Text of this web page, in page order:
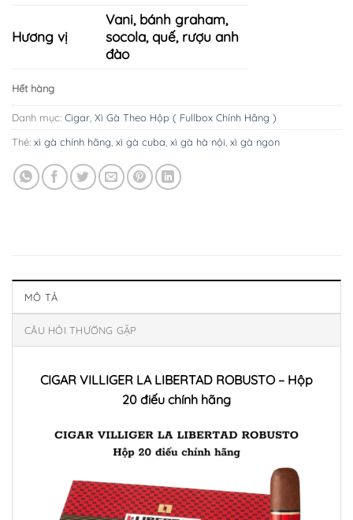
Hương vị
Vani, bánh graham,
socola, quế, rượu anh
đào
Hết hàng
Danh mục: Cigar Xì Gà Theo Hộp ( Fullbox Chính Hãng )
Thẻ: xì gà chính hãng xì gà cuba xì gà hà nội xì gà ngon
MÔ TẢ
CÂU HỎI THƯỜNG GẶP
CIGAR VILLIGER LA LIBERTAD ROBUSTO – Hộp
20 điếu chính hãng